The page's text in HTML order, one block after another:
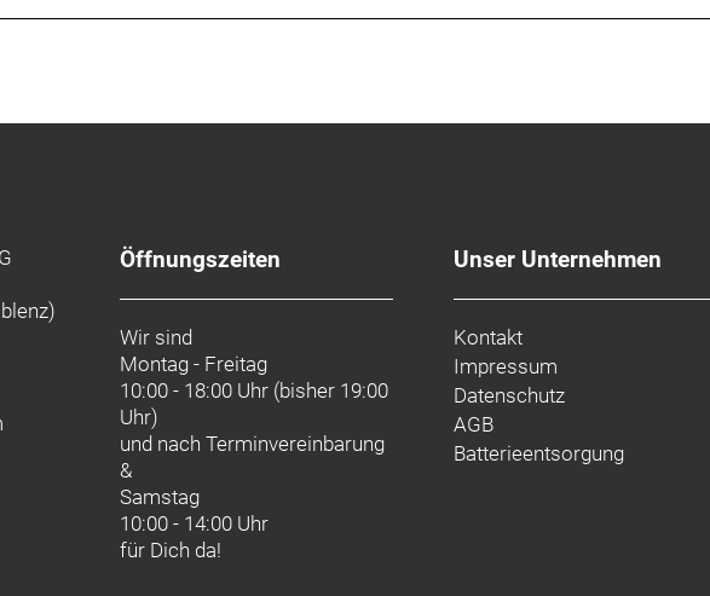
Öffnungszeiten
Wir sind
Montag - Freitag
10:00 - 18:00 Uhr (bisher 19:00
Uhr)
und nachTerminvereinbarung
&
Samstag
10:00 - 14:00 Uhr
für Dich da!
Unser Unternehmen
Kontakt
Impressum
Datenschutz
AGB
Batterieentsorgung